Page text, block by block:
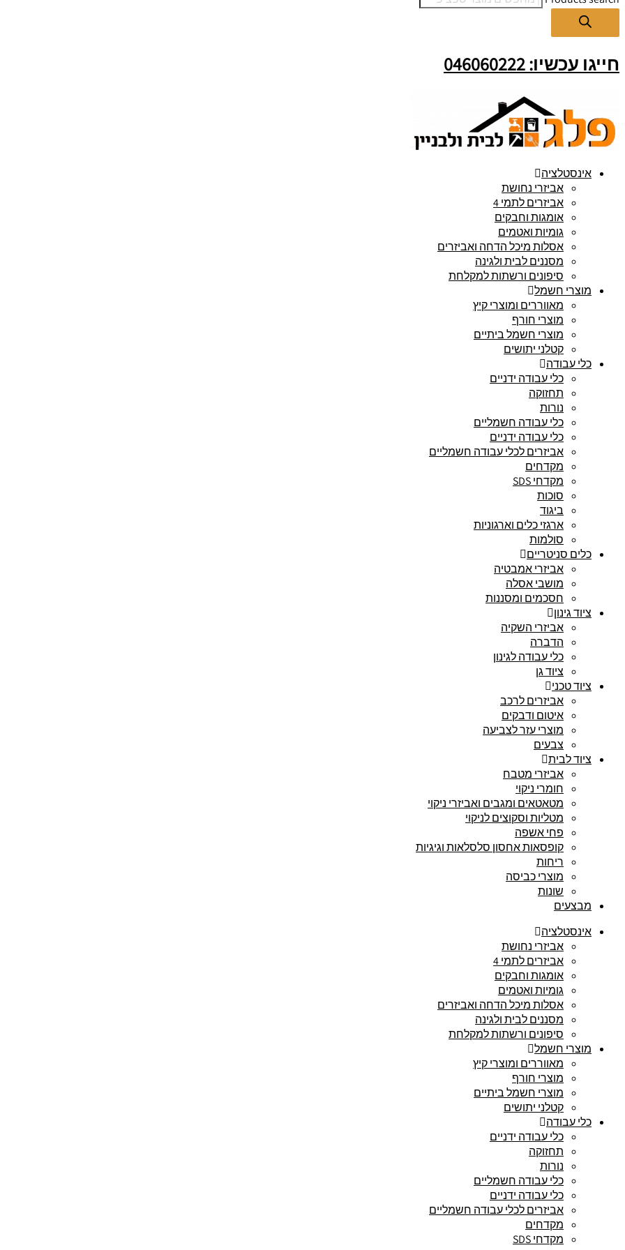
חייגו עכשיו: 046060222
אינסטלציה
אביזרי נחושת
אביזרים לתמי 4
אומגות וחבקים
גומיות ואטמים
אסלות מיכל הדחה ואביזרים
מסננים לבית ולגינה
סיפונים ורשתות למקלחת
מוצרי חשמל
מאווררים ומוצרי קיץ
מוצרי חורף
מוצרי חשמל ביתיים
קטלני יתושים
כלי עבודה
כלי עבודה ידניים
תחזוקה
נורות
כלי עבודה חשמליים
כלי עבודה ידניים
אביזרים לכלי עבודה חשמליים
מקדחים
מקדחי SDS
סוכות
ביגוד
ארגזי כלים וארגוניות
סולמות
כלים סניטריים
אביזרי אמבטיה
מושבי אסלה
חסכמים ומסננות
ציוד גינון
אביזרי השקיה
הדברה
כלי עבודה לגינון
ציוד גן
ציוד טכני
אביזרים לרכב
איטום ודבקים
מוצרי עזר לצביעה
צבעים
ציוד לבית
אביזרי מטבח
חומרי ניקוי
מטאטאים ומגבים ואביזרי ניקוי
מטליות וסקוצים לניקוי
פחי אשפה
קופסאות אחסון סלסלאות וגיגיות
ריחות
מוצרי כביסה
שונות
מבצעים
אינסטלציה
אביזרי נחושת
אביזרים לתמי 4
אומגות וחבקים
גומיות ואטמים
אסלות מיכל הדחה ואביזרים
מסננים לבית ולגינה
סיפונים ורשתות למקלחת
מוצרי חשמל
מאווררים ומוצרי קיץ
מוצרי חורף
מוצרי חשמל ביתיים
קטלני יתושים
כלי עבודה
כלי עבודה ידניים
תחזוקה
נורות
כלי עבודה חשמליים
כלי עבודה ידניים
אביזרים לכלי עבודה חשמליים
מקדחים
מקדחי SDS